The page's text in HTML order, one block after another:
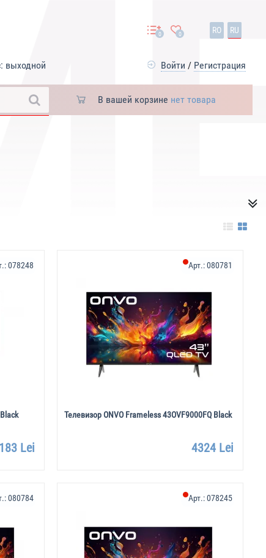
выходной
0 0 RO RU
Войти / Регистрация
В вашей корзине нет товара
078248
Lei
Телевизор ONVO Frameless 43OVF9000FQ Black
Арт.:080781
4324 Lei
080784 Арт.:078245